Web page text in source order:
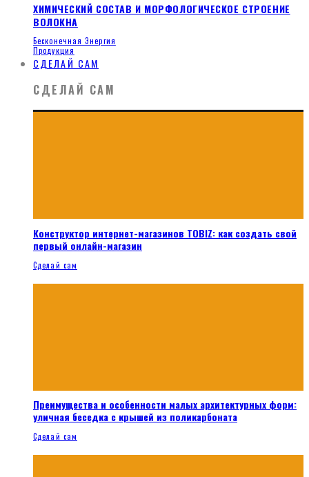
ХИМИЧЕСКИЙ СОСТАВ И МОРФОЛОГИЧЕСКОЕ СТРОЕНИЕ
ВОЛОКНА
Бесконечная Энергия
Продукция
СДЕЛАЙ САМ
СДЕЛАЙ САМ
Конструктор интернет-магазинов TOBIZ: как создать свой
первый онлайн-магазин
Сделай сам
Преимущества и особенности малых архитектурных форм:
уличная беседка с крышей из поликарбоната
Сделай сам